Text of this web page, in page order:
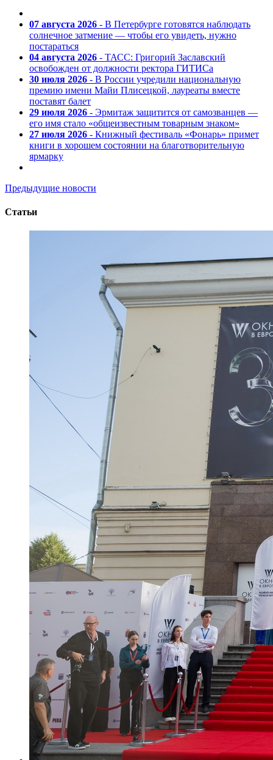
07 августа 2026 - В Петербурге готовятся наблюдать
солнечное затмение — чтобы его увидеть, нужно
постараться
04 августа 2026 - ТАСС: Григорий Заславский
освобожден от должности ректора ГИТИСа
30 июля 2026 - В России учредили национальную
премию имени Майи Плисецкой, лауреаты вместе
поставят балет
29 июля 2026 - Эрмитаж защитится от самозванцев —
его имя стало «общеизвестным товарным знаком»
27 июля 2026 - Книжный фестиваль «Фонарь» примет
книги в хорошем состоянии на благотворительную
ярмарку
Предыдущие новости
Статьи